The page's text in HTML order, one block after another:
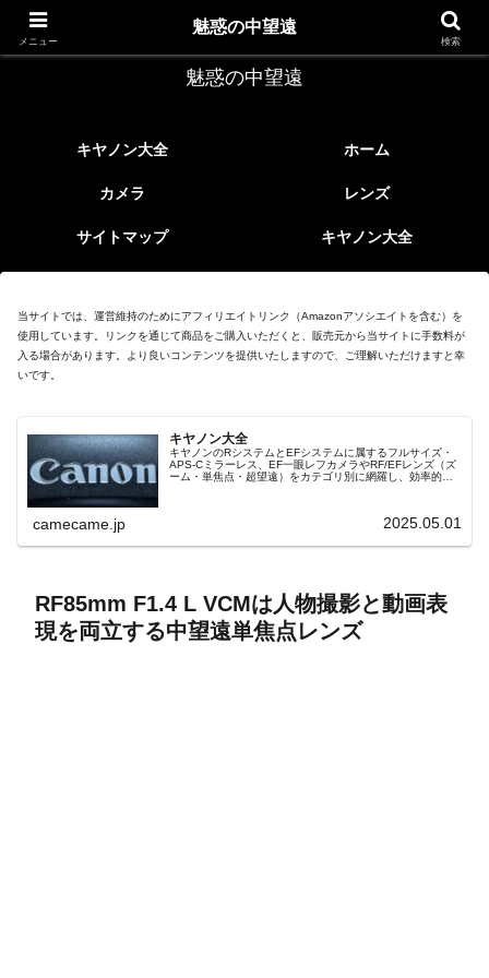
レトロなEFレンズ
魅惑の中望遠
キヤノン大全 ホーム
カメラ レンズ
サイトマップ キヤノン大全
当サイトでは、運営維持のためにアフィリエイトリンク（Amazonアソシエイトを含む）を
使用しています。リンクを通じて商品をご購入いただくと、販売元から当サイトに手数料が
入る場合があります。より良いコンテンツを提供いたしますので、ご理解いただけますと幸
いです。
キヤノン大全
キヤノンのRシステムとEFシステムに属するフルサイズ・
APS-Cミラーレス、EF一眼レフカメラやRF/EFレンズ（ズ
ーム・単焦点・超望遠）をカテゴリ別に網羅し、効率的に
camecame.jp 2025.05.01
RF85mm F1.4 L VCMは人物撮影と動画表
現を両立する中望遠単焦点レンズ
メニュー
魅惑の中望遠
検索